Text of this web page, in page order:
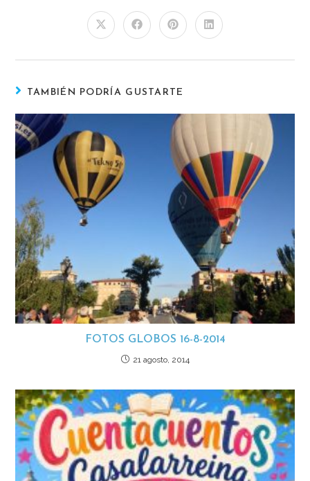
TAMBIÉN PODRÍA GUSTARTE
FOTOS GLOBOS 16-8-2014
21 agosto, 2014